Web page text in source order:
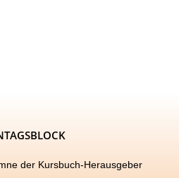
der Kursbuch-Herausgeber